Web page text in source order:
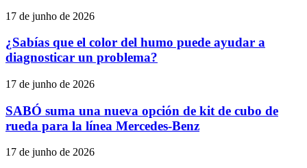
17 de junho de 2026
¿Sabías que el color del humo puede ayudar a
diagnosticar un problema?
17 de junho de 2026
SABÓ suma una nueva opción de kit de cubo de
rueda para la línea Mercedes-Benz
17 de junho de 2026